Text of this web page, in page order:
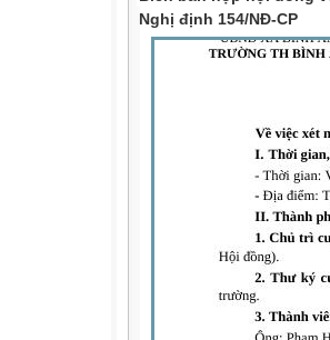
Nghị định 154/NĐ-CP